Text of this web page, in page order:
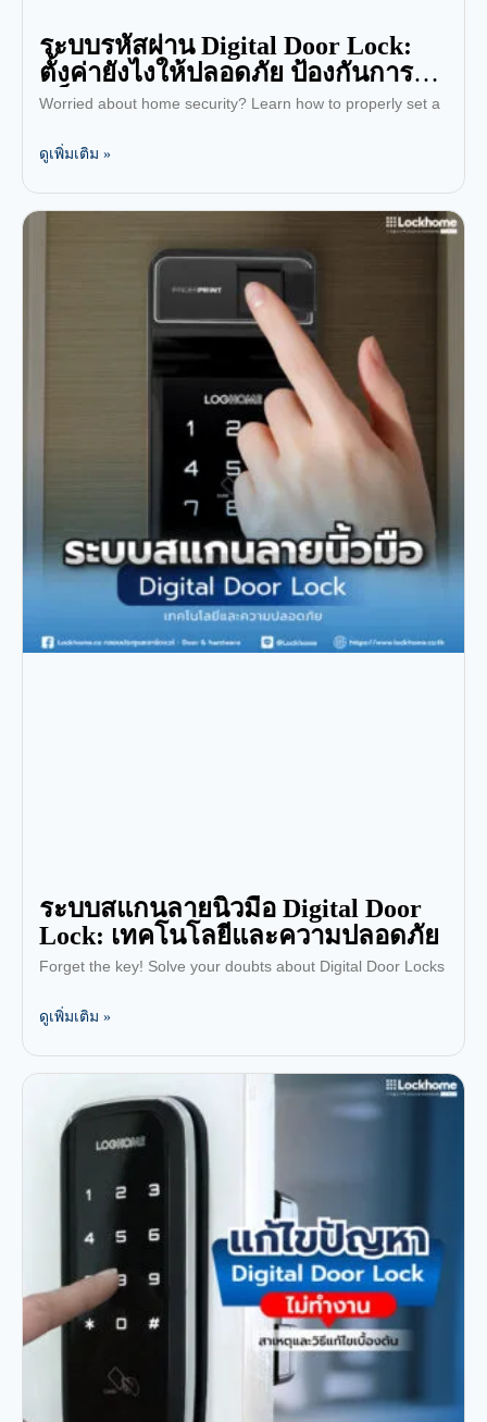
ระบบรหัสผ่าน Digital Door Lock:
ตั้งค่ายังไงให้ปลอดภัย ป้องกันการ
แฮ็ก
Worried about home security? Learn how to properly set a
ดูเพิ่มเติม »
ระบบสแกนลายนิ้วมือ Digital Door
Lock: เทคโนโลยีและความปลอดภัย
Forget the key! Solve your doubts about Digital Door Locks
ดูเพิ่มเติม »